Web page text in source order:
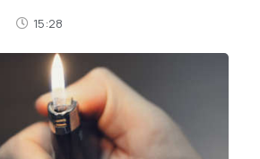
15:28